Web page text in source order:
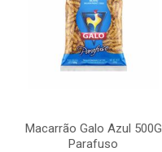
Macarrão Galo Azul 500G
Parafuso